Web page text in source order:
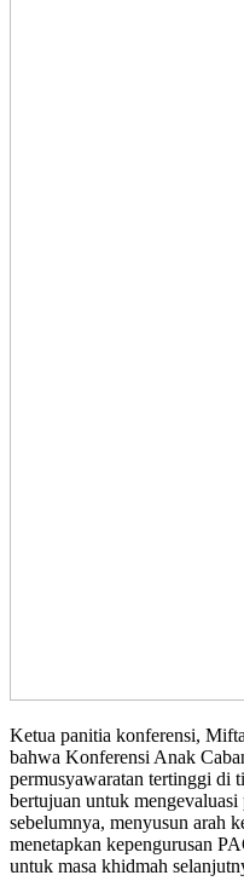
Ketua panitia konferensi,
bahwa Konferensi Anak
permusyawaratan tertinggi di
bertujuan untuk
sebelumnya, menyusun arah
menetapkan kepengurusan
untuk masa khidmah